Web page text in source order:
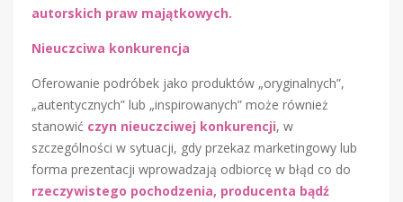
autorskich praw majątkowych.
Nieuczciwa konkurencja
Oferowanie podróbek jako produktów „oryginalnych”,
„autentycznych” lub „inspirowanych” może również
stanowić czyn nieuczciwej konkurencji, w
szczególności w sytuacji, gdy przekaz marketingowy lub
forma prezentacji wprowadzają odbiorcę w błąd co do
rzeczywistego pochodzenia, producenta bądź